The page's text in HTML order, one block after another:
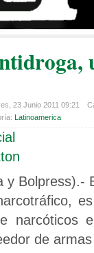
23 Junio 2011 09:21
Latinoamerica
y Bolpress).-
narcóticos
de